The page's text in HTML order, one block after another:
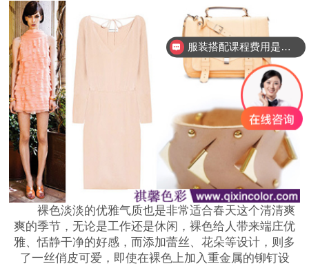
裸色淡淡的优雅气质也是非常适合春天这个清清爽
爽的季节，无论是工作还是休闲，裸色给人带来端庄优
雅、恬静干净的好感，而添加蕾丝、花朵等设计，则多
了一丝俏皮可爱，即使在裸色上加入重金属的铆钉设
服装搭配课程费用是多少？